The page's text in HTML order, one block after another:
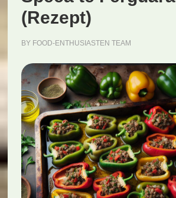
(Rezept)
BY FOOD-ENTHUSIASTEN TEAM